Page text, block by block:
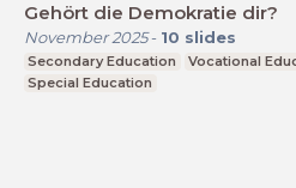
Gehört die Demokratie dir?
November 2025- 10 slides
Secondary Education Vocational
Special Education